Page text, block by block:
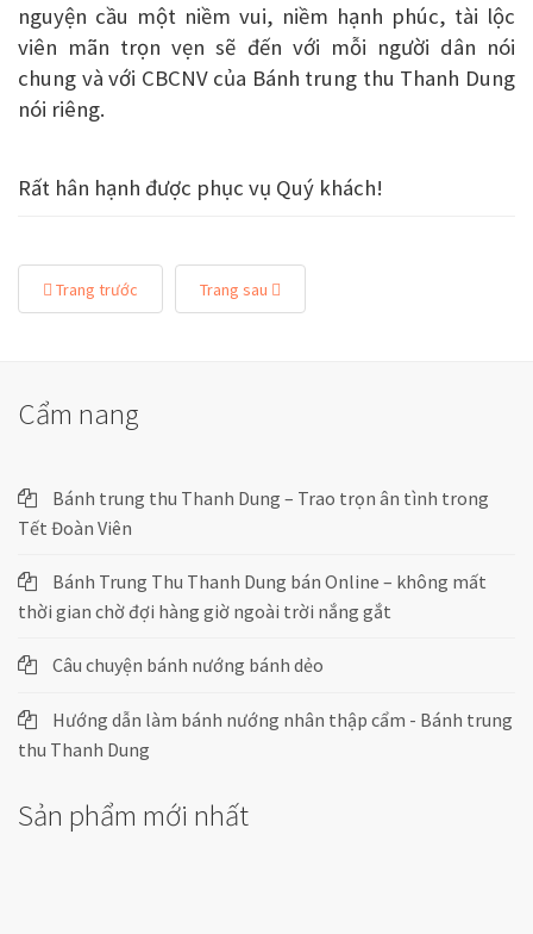
nguyện cầu một niềm vui, niềm hạnh phúc, tài lộc
viên mãn trọn vẹn sẽ đến với mỗi người dân nói
chung và với CBCNV của Bánh trung thu Thanh Dung
nói riêng.
Rất hân hạnh được phục vụ Quý khách!
Trang trước Trang sau
Cẩm nang
Bánh trung thu Thanh Dung – Trao trọn ân tình trong
Tết Đoàn Viên
Bánh Trung Thu Thanh Dung bán Online – không mất
thời gian chờ đợi hàng giờ ngoài trời nắng gắt
Câu chuyện bánh nướng bánh dẻo
Hướng dẫn làm bánh nướng nhân thập cẩm - Bánh trung
thu Thanh Dung
Sản phẩm mới nhất